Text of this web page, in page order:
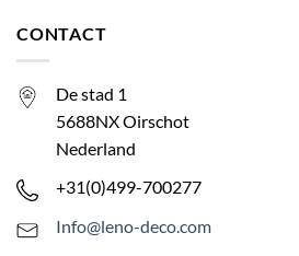
CONTACT
De stad 1
5688NX Oirschot
Nederland
+31(0)499-700277
Info@leno-deco.com